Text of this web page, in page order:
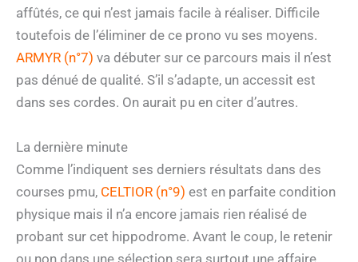
affûtés, ce qui n’est jamais facile à réaliser. Difficile
toutefois de l’éliminer de ce prono vu ses moyens.
ARMYR (n°7) va débuter sur ce parcours mais il n’est
pas dénué de qualité. S’il s’adapte, un accessit est
dans ses cordes. On aurait pu en citer d’autres.
La dernière minute
Comme l’indiquent ses derniers résultats dans des
courses pmu, CELTIOR (n°9) est en parfaite condition
physique mais il n’a encore jamais rien réalisé de
probant sur cet hippodrome. Avant le coup, le retenir
ou non dans une sélection sera surtout une affaire